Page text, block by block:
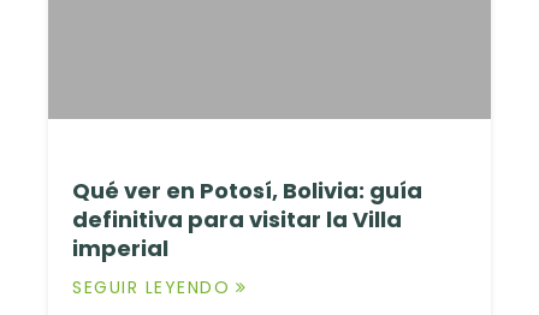
Qué ver en Potosí, Bolivia: guía
definitiva para visitar la Villa
imperial
SEGUIR LEYENDO